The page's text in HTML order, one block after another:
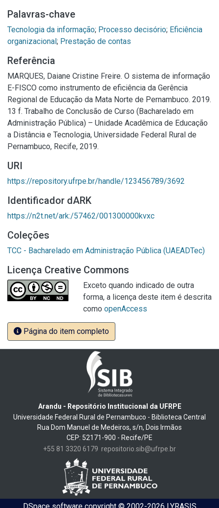
Palavras-chave
Tecnologia da informação; Processo decisório; Eficiência
organizacional; Prestação de contas
Referência
MARQUES, Daiane Cristine Freire. O sistema de informação
E-FISCO como instrumento de eficiência da Gerência
Regional de Educação da Mata Norte de Pernambuco. 2019.
13 f. Trabalho de Conclusão de Curso (Bacharelado em
Administração Pública) – Unidade Acadêmica de Educação
a Distância e Tecnologia, Universidade Federal Rural de
Pernambuco, Recife, 2019.
URI
https://repository.ufrpe.br/handle/123456789/3692
Identificador dARK
https://n2t.net/ark:/57462/001300000kvxc
Coleções
TCC - Bacharelado em Administração Pública (UAEADTec)
Licença Creative Commons
Exceto quando indicado de outra
forma, a licença deste item é descrita
como openAccess
Página do item completo
Arandu - Repositório Institucional da UFRPE
Universidade Federal Rural de Pernambuco - Biblioteca Central
Rua Dom Manuel de Medeiros, s/n, Dois Irmãos
CEP: 52171-900 - Recife/PE
+55 81 3320 6179 repositorio.sib@ufrpe.br